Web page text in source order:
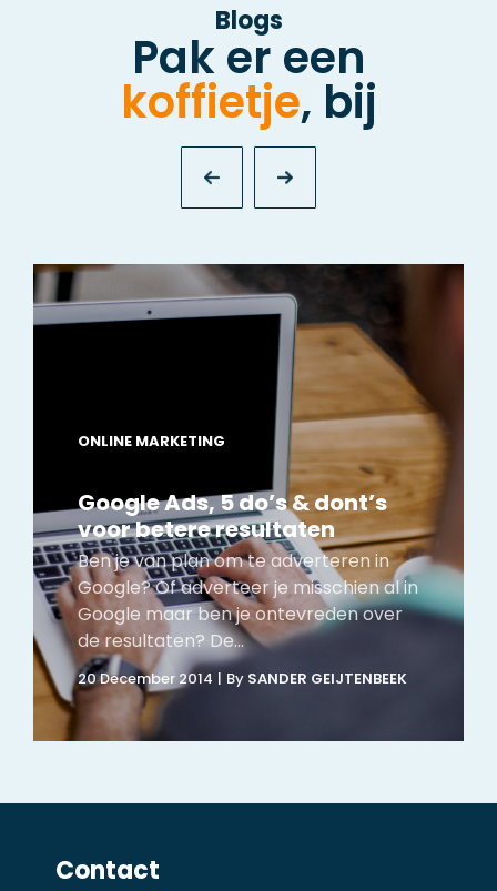
Blogs
Pak er een
koffietje, bij
ONLINE MARKETING VOOR ADVOCATEN
15 meestgestelde SEO-vragen
van advocaten beantwoord
Steeds meer advocaten ervaren de
toegevoegde waarde van online
marketing en zoekmachine
optimalisatie (beter bekend als SEO).
Potentiële cliënten gebruiken
zoekmachines als Google en...
26 Januari 2015